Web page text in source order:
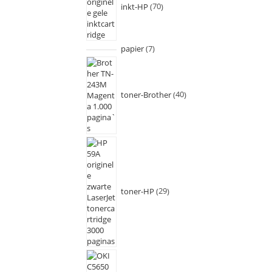
inkt-HP 70
papier 7
toner-Brother 40
toner-HP 29